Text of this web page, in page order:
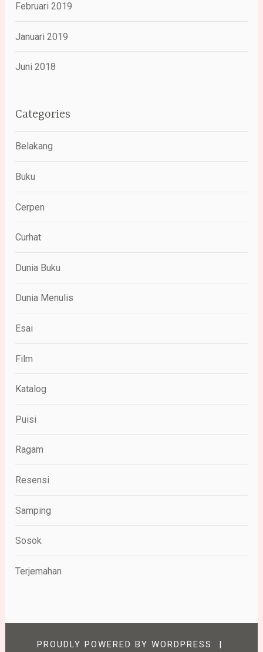
Februari 2019
Januari 2019
Juni 2018
Categories
Belakang
Buku
Cerpen
Curhat
Dunia Buku
Dunia Menulis
Esai
Film
Katalog
Puisi
Ragam
Resensi
Samping
Sosok
Terjemahan
PROUDLY POWERED BY WORDPRESS